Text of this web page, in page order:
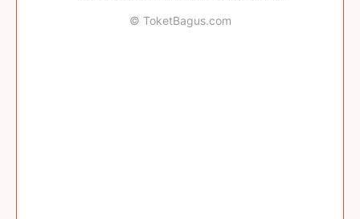
© ToketBagus.com